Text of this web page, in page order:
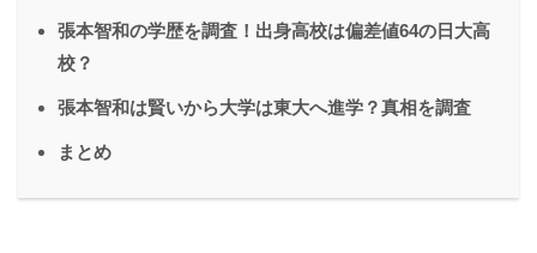
張本智和の学歴を調査！出身高校は偏差値64の日大高
校？
張本智和は賢いから大学は東大へ進学？真相を調査
まとめ